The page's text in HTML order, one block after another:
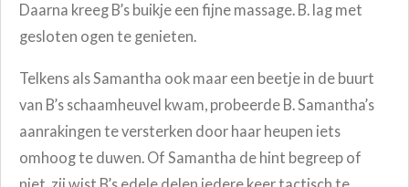
Daarna kreeg B’s buikje een fijne massage. B. lag met
gesloten ogen te genieten.
Telkens als Samantha ook maar een beetje in de buurt
van B’s schaamheuvel kwam, probeerde B. Samantha’s
aanrakingen te versterken door haar heupen iets
omhoog te duwen. Of Samantha de hint begreep of